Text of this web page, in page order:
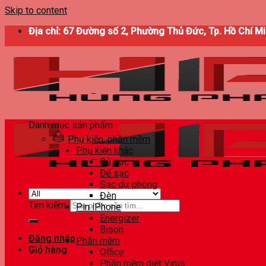
Skip to content
Địa chỉ: 67 Đường số 2, Phường Thủ Đức, Tp. Hồ Chí
Tìm kiếm:
Đăng nhập
Giỏ hàng
Danh mục sản phẩm
Phụ kiện, phần mềm
Phụ kiện khác
Củ sạc
Đế sạc
Sạc dự phòng
Đèn
Pin iPhone
Energizer
Bison
Phần mềm
Office
Phần mềm diệt Virus